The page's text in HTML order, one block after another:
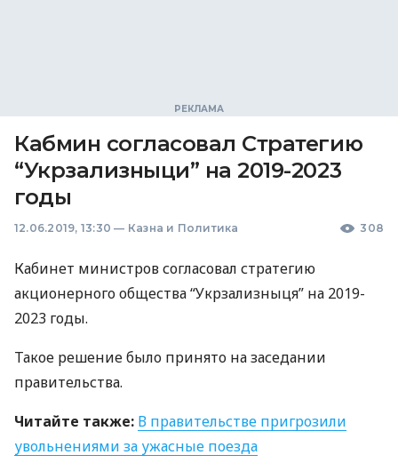
Кабмин согласовал Стратегию
“Укрзализныци” на 2019-2023
годы
12.06.2019, 13:30 — Казна и Политика 308
Кабинет министров согласовал стратегию
акционерного общества “Укрзализныця” на 2019-
2023 годы.
Такое решение было принято на заседании
правительства.
Читайте также: В правительстве пригрозили
увольнениями за ужасные поезда